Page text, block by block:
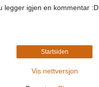
legger igjen en kommentar :D
Startsiden
Vis nettversjon